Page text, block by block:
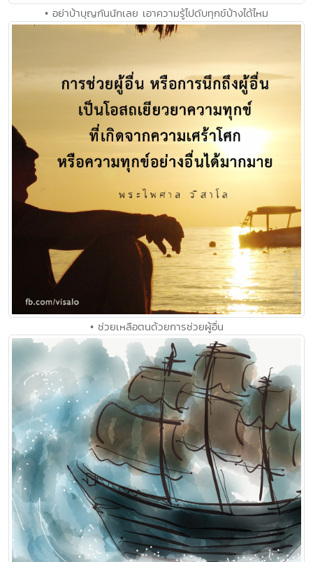
• อย่าบ้าบุญกันนักเลย เอาความรู้ไปดับทุกข์บ้างได้ไหม
• ช่วยเหลือตนด้วยการช่วยผู้อื่น